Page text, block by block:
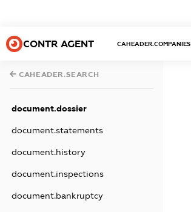
CONTR AGENT CAHEADER.COMPANIES
CAHEADER.SEARCH
document.dossier
document.statements
document.history
document.inspections
document.bankruptcy